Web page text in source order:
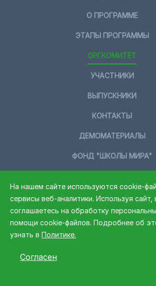
О ПРОГРАММЕ
ЭТАПЫ ПРОГРАММЫ
ОРГКОМИТЕТ
УЧАСТНИКИ
ВЫПУСКНИКИ
КОНТАКТЫ
ДЕМОМАТЕРИАЛЫ
ФОНД "ШКОЛЫ МИРА"
+7 966 019 02
Политика
На нашем сайте используются cookie-
сервисы веб-аналитики. Используя сайт,
соглашаетесь на обработку
помощи cookie-файлов. Подробнее об
узнать в Политике.
Согласен